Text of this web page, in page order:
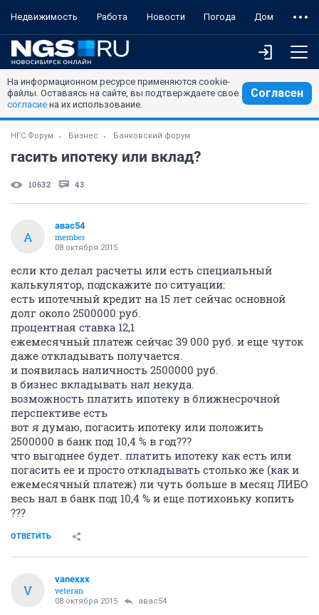
Недвижимость Работа Новости Погода Дом
На информационном ресурсе применяются cookie-
файлы. Оставаясь на сайте, вы подтверждаете свое
согласие на их использование.
Согласен
НГС.Форум Бизнес Банковский форум
гасить ипотеку или вклад?
10632 43
А
авас54
member
08 октября 2015
если кто делал расчеты или есть специальный
калькулятор, подскажите по ситуации:
есть ипотечный кредит на 15 лет сейчас основной
долг около 2500000 руб.
процентная ставка 12,1
ежемесячный платеж сейчас 39 000 руб. и еще чуток
даже откладывать получается.
и появилась наличность 2500000 руб.
в бизнес вкладывать нал некуда.
возможность платить ипотеку в ближнесрочной
перспективе есть
вот я думаю, погасить ипотеку или положить
2500000 в банк под 10,4 % в год???
что выгоднее будет. платить ипотеку как есть или
погасить ее и просто откладывать столько же (как и
ежемесячный платеж) ли чуть больше в месяц ЛИБО
весь нал в банк под 10,4 % и еще потихоньку копить
???
ОТВЕТИТЬ
V
vanexxx
veteran
08 октября 2015 авас54